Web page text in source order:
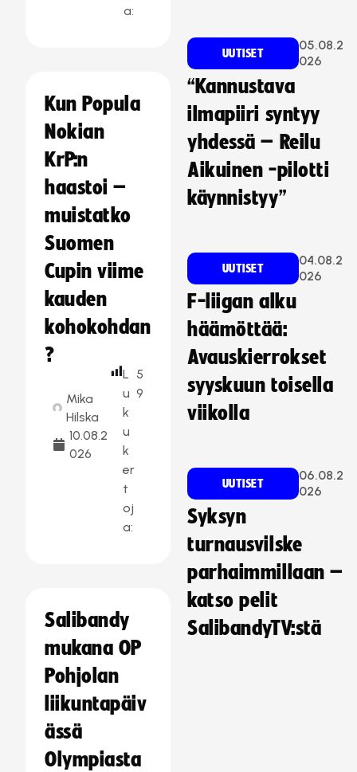
a:
Kun Popula
Nokian
KrP:n
haastoi –
muistatko
Suomen
Cupin viime
kauden
kohokohdan
?
Mika
Hilska
10.08.2
026
L
u
k
u
k
er
t
oj
a:
5
9
Salibandy
mukana OP
Pohjolan
liikuntapäiv
ässä
Olympiasta
UUTISET
05.08.2
026
“Kannustava
ilmapiiri syntyy
yhdessä – Reilu
Aikuinen -pilotti
käynnistyy”
UUTISET
04.08.2
026
F-liigan alku
häämöttää:
Avauskierrokset
syyskuun toisella
viikolla
UUTISET
06.08.2
026
Syksyn
turnausvilske
parhaimmillaan –
katso pelit
SalibandyTV:stä